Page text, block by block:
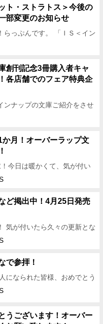
ト・ストラトス＞今後の
部変更のお知らせ
らっぷんです。 「ＩＳ＜イン
＞」の今後の発売スケジュ
…
創刊記念3冊購入者キャ
各店舗でのフェア特典企
ンナップの文庫ご紹介をさせ
１つ情報をお届けしましょ
月！オーバーラップ文
今日は暖かくて、気が付い
ってきています！ ・・・と
ど掲出中！4月25日発売
気が付いたら久々の更新とな
日が経つうちに、 各書店さ
で参拝！
になられた皆様、おめでとう
な華々しい日に、都内は大変
うございます！オーバー